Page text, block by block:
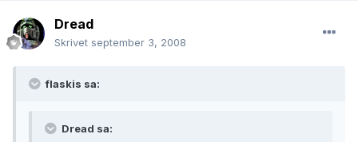
Dread
Skrivet september 3, 2008
flaskis sa:
Dread sa: